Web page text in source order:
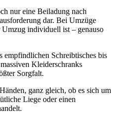
nur eine Beiladung nach
dar. Bei Umzüge
Umzug individuell ist – genauso
empfindlichen Schreibtisches bis
Kleiderschranks
Sorgfalt.
ganz gleich, ob es sich um
Liege oder einen